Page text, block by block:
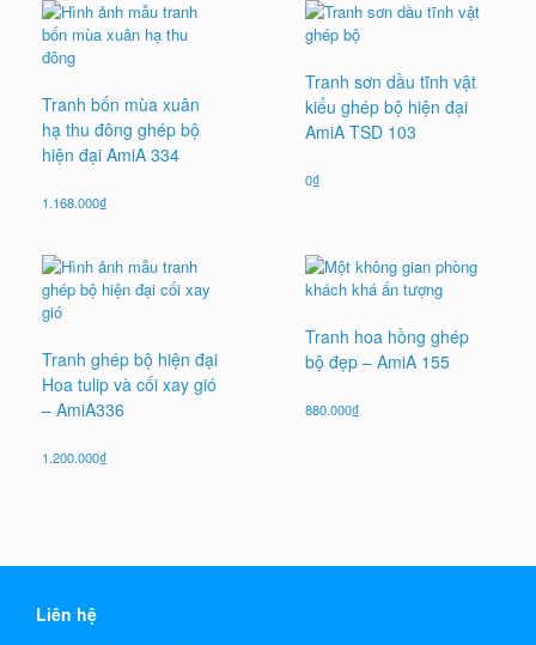
Tranh bốn mùa xuân
hạ thu đông ghép bộ
hiện đại AmiA 334
1.168.000₫
Tranh sơn dầu tĩnh vật
kiểu ghép bộ hiện đại
AmiA TSD 103
0₫
Tranh ghép bộ hiện đại
Hoa tulip và cối xay gió
– AmiA336
1.200.000₫
Tranh hoa hồng ghép
bộ đẹp – AmiA 155
880.000₫
Liên hệ